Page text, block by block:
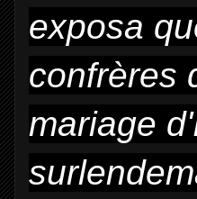
exposa
confrères
mariage